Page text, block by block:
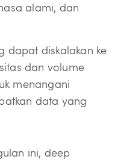
alami, dan
dapat diskalakan ke
dan volume
menangani
data yang
ini, deep